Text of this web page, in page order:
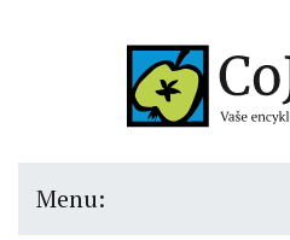
Menu: